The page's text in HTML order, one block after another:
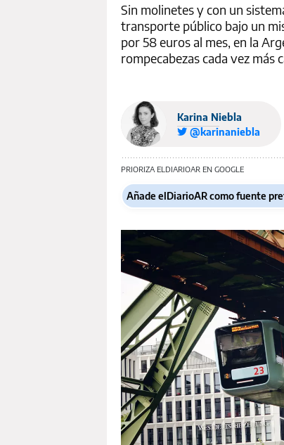
Sin molinetes y con un
transporte público bajo un
por 58 euros al mes, en la
rompecabezas cada vez más
Karina Niebla
@karinaniebla
PRIORIZA ELDIARIOAR EN GOOGLE
Añade elDiarioAR como fuente